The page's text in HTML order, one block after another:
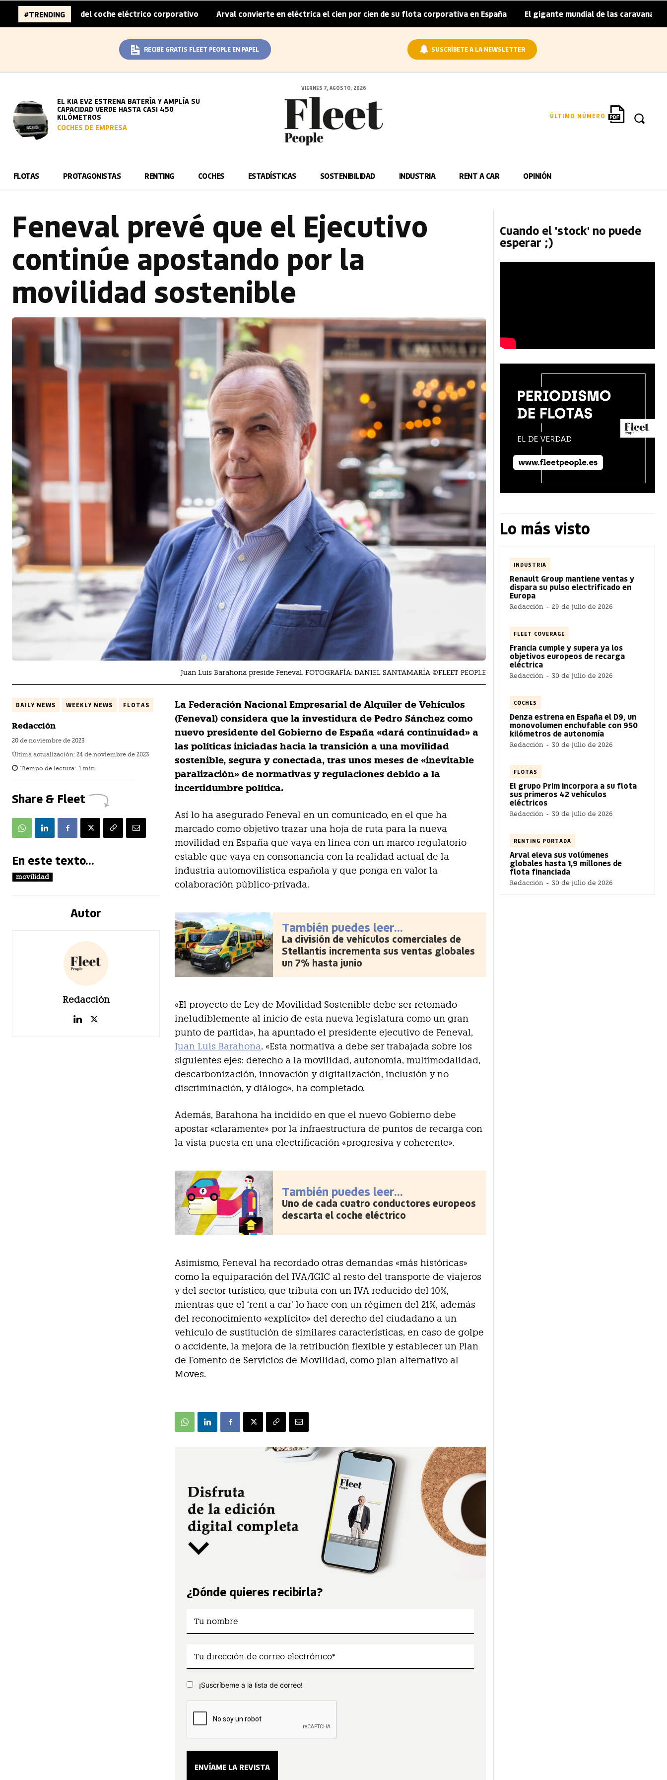
#TRENDING
del coche eléctrico corporativo | Arval convierte en eléctrica el cien por cien de su flota corporativa en España | El gigante mundial de las caravanas asume
RECIBE GRATIS FLEET PEOPLE EN PAPEL SUSCRÍBETE A LA NEWSLETTER
EL KIA EV2 ESTRENA BATERÍA Y AMPLÍA SU
CAPACIDAD VERDE HASTA CASI 450
KILÓMETROS
COCHES DE EMPRESA
VIERNES 7, AGOSTO, 2026
ÚLTIMO NÚMERO
FLOTAS PROTAGONISTAS RENTING COCHES ESTADÍSTICAS SOSTENIBILIDAD INDUSTRIA RENT A CAR OPINIÓN
Feneval prevé que el Ejecutivo
continúe apostando por la
movilidad sostenible
Juan Luis Barahona preside Feneval. FOTOGRAFÍA: DANIEL SANTAMARÍA ©FLEET PEOPLE
DAILY NEWS WEEKLY NEWS FLOTAS
Redacción
20 de noviembre de 2023
Última actualización: 24 de noviembre de 2023
Tiempo de lectura: 1 min.
Share & Fleet
En este texto...
movilidad
Autor
Redacción
La Federación Nacional Empresarial de Alquiler de Vehículos
(Feneval) considera que la investidura de Pedro Sánchez como
nuevo presidente del Gobierno de España «dará continuidad» a
las políticas iniciadas hacia la transición a una movilidad
sostenible, segura y conectada, tras unos meses de «inevitable
paralización» de normativas y regulaciones debido a la
incertidumbre política.
Así lo ha asegurado Feneval en un comunicado, en el que ha
marcado como objetivo trazar una hoja de ruta para la nueva
movilidad en España que vaya en línea con un marco regulatorio
estable que vaya en consonancia con la realidad actual de la
industria automovilística española y que ponga en valor la
colaboración público-privada.
También puedes leer...
La división de vehículos comerciales de
Stellantis incrementa sus ventas globales
un 7% hasta junio
«El proyecto de Ley de Movilidad Sostenible debe ser retomado
ineludiblemente al inicio de esta nueva legislatura como un gran
punto de partida», ha apuntado el presidente ejecutivo de Feneval,
Juan Luis Barahona. «Esta normativa a debe ser trabajada sobre los
siguientes ejes: derecho a la movilidad, autonomía, multimodalidad,
descarbonización, innovación y digitalización, inclusión y no
discriminación, y diálogo», ha completado.
Además, Barahona ha incidido en que el nuevo Gobierno debe
apostar «claramente» por la infraestructura de puntos de recarga con
la vista puesta en una electrificación «progresiva y coherente».
También puedes leer...
Uno de cada cuatro conductores europeos
descarta el coche eléctrico
Asimismo, Feneval ha recordado otras demandas «más históricas»
como la equiparación del IVA/IGIC al resto del transporte de viajeros
y del sector turístico, que tributa con un IVA reducido del 10%,
mientras que el ‘rent a car’ lo hace con un régimen del 21%, además
del reconocimiento «explícito» del derecho del ciudadano a un
vehículo de sustitución de similares características, en caso de golpe
o accidente, la mejora de la retribución flexible y establecer un Plan
de Fomento de Servicios de Movilidad, como plan alternativo al
Moves.
¿Dónde quieres recibirla?
¡Suscríbeme a la lista de correo!
Cuando el 'stock' no puede
esperar ;)
Lo más visto
INDUSTRIA
Renault Group mantiene ventas y
dispara su pulso electrificado en
Europa
Redacción - 29 de julio de 2026
FLEET COVERAGE
Francia cumple y supera ya los
objetivos europeos de recarga
eléctrica
Redacción - 30 de julio de 2026
COCHES
Denza estrena en España el D9, un
monovolumen enchufable con 950
kilómetros de autonomía
Redacción - 30 de julio de 2026
FLOTAS
El grupo Prim incorpora a su flota
sus primeros 42 vehículos
eléctricos
Redacción - 30 de julio de 2026
RENTING PORTADA
Arval eleva sus volúmenes
globales hasta 1,9 millones de
flota financiada
Redacción - 30 de julio de 2026